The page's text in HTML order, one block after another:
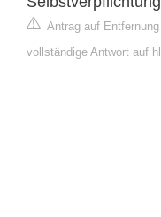
Antrag auf
vollständige Antwort auf